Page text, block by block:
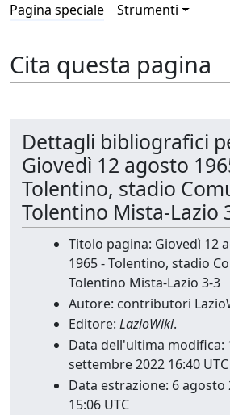
Pagina speciale Strumenti
Cita questa pagina
Dettagli bibliografici
Giovedì 12 agosto
Tolentino, stadio
Tolentino Mista-Lazio
Titolo pagina: Giovedì 12
1965 - Tolentino, stadio
Tolentino Mista-Lazio 3-3
Autore: contributori
Editore: LazioWiki.
Data dell'ultima modifica:
settembre 2022 16:40 UTC
Data estrazione: 6 agosto
15:06 UTC